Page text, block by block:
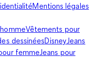
Mentions légales
Vêtements pour
dessinéesDisney Jeans
femme Jeans pour